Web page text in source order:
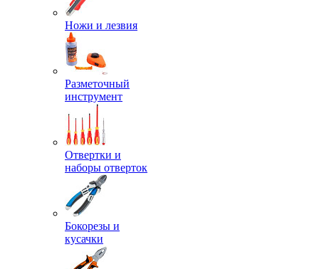
Ножи и лезвия
Разметочный
инструмент
Отвертки и
наборы отверток
Бокорезы и
кусачки